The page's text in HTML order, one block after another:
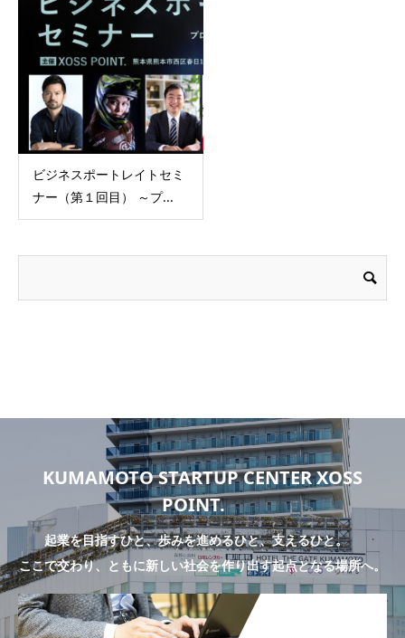
ビジネスポートレイトセミ
ナー（第１回目） ～プ...
KUMAMOTO STARTUP CENTER XOSS
POINT.
起業を目指すひと、歩みを進めるひと、支えるひと。
ここで交わり、ともに新しい社会を作り出す起点となる場所へ。